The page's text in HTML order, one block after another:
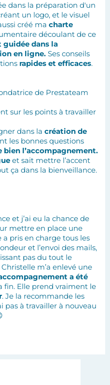
dans la préparation d'un
un logo, et le visuel
créé ma charte
découlant de ce
guidée dans la
en ligne. Ses conseils
rapides et efficaces.
de Prestateam
sur les points à travailler
dans la création de
les bonnes questions
l’accompagnement.
et sait mettre l’accent
ça dans la bienveillance.
et j’ai eu la chance de
mettre en place une
a pris en charge tous les
et l’envoi des mails,
pas du tout le
m’a enlevé une
a été
fin. Elle prend vraiment le
. Je la recommande les
pas à travailler à nouveau